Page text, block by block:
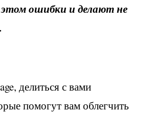
ошибки и делают не
делиться с вами
помогут вам облегчить